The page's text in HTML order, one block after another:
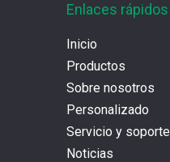
Enlaces rápidos
Inicio
Productos
Sobre nosotros
Personalizado
Servicio y soporte
Noticias